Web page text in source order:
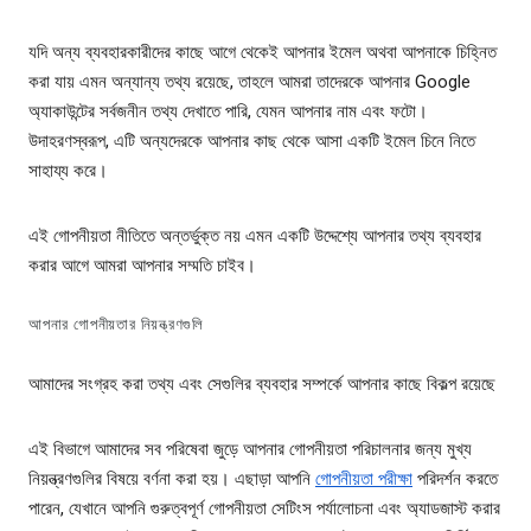
যদি অন্য ব্যবহারকারীদের কাছে আগে থেকেই আপনার ইমেল অথবা আপনাকে চিহ্নিত
করা যায় এমন অন্যান্য তথ্য রয়েছে, তাহলে আমরা তাদেরকে আপনার Google
অ্যাকাউন্টের সর্বজনীন তথ্য দেখাতে পারি, যেমন আপনার নাম এবং ফটো।
উদাহরণস্বরূপ, এটি অন্যদেরকে আপনার কাছ থেকে আসা একটি ইমেল চিনে নিতে
সাহায্য করে।
এই গোপনীয়তা নীতিতে অন্তর্ভুক্ত নয় এমন একটি উদ্দেশ্যে আপনার তথ্য ব্যবহার
করার আগে আমরা আপনার সম্মতি চাইব।
আপনার গোপনীয়তার নিয়ন্ত্রণগুলি
আমাদের সংগ্রহ করা তথ্য এবং সেগুলির ব্যবহার সম্পর্কে আপনার কাছে বিকল্প রয়েছে
এই বিভাগে আমাদের সব পরিষেবা জুড়ে আপনার গোপনীয়তা পরিচালনার জন্য মুখ্য
নিয়ন্ত্রণগুলির বিষয়ে বর্ণনা করা হয়। এছাড়া আপনি গোপনীয়তা পরীক্ষা পরিদর্শন করতে
পারেন, যেখানে আপনি গুরুত্বপূর্ণ গোপনীয়তা সেটিংস পর্যালোচনা এবং অ্যাডজাস্ট করার